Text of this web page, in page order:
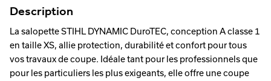
Description
La salopette STIHL DYNAMIC DuroTEC, conception A classe 1
en taille XS, allie protection, durabilité et confort pour tous
vos travaux de coupe. Idéale tant pour les professionnels que
pour les particuliers les plus exigeants, elle offre une coupe